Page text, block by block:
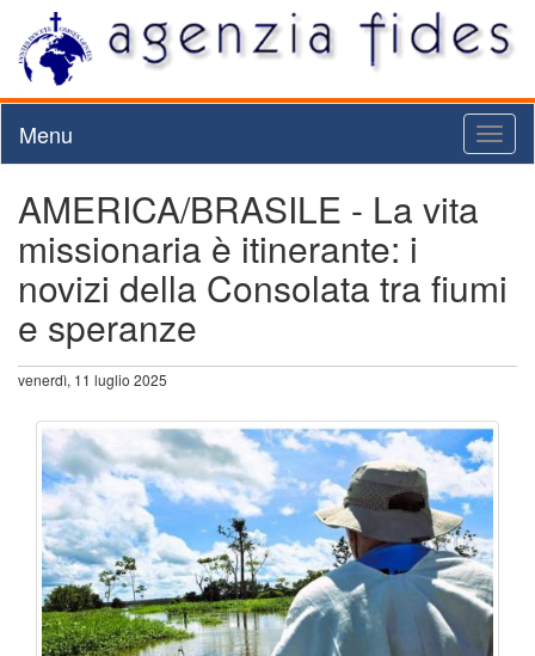
Menu
AMERICA/BRASILE - La vita
missionaria è itinerante: i
novizi della Consolata tra fiumi
e speranze
venerdì, 11 luglio 2025